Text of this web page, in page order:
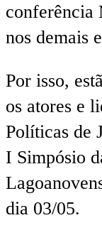
conferência
nos demais
Por isso,
os atores e
Políticas de
I Simpósio
dia 03/05.